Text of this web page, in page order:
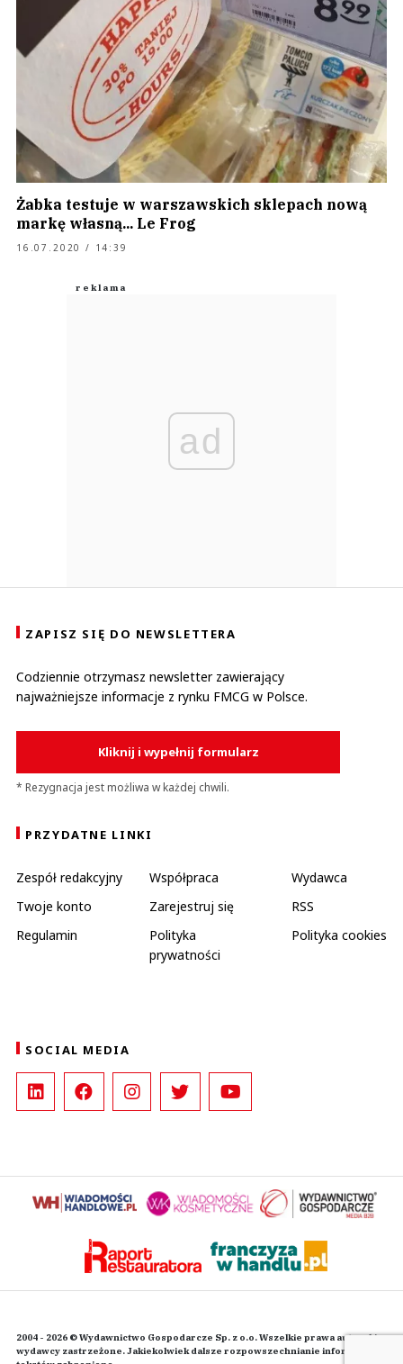
Żabka testuje w warszawskich sklepach nową
markę własną... Le Frog
16.07.2020 / 14:39
ad
ZAPISZ SIĘ DO NEWSLETTERA
Codziennie otrzymasz newsletter zawierający
najważniejsze informacje z rynku FMCG w Polsce.
Kliknij i wypełnij formularz
* Rezygnacja jest możliwa w każdej chwili.
PRZYDATNE LINKI
Zespół redakcyjny Współpraca
Wydawca
Twoje konto
Zarejestruj się
RSS
Regulamin
Polityka
prywatności
Polityka cookies
SOCIAL MEDIA
2004 - 2026 © Wydawnictwo Gospodarcze Sp. z o.o. Wszelkie prawa autorskie
wydawcy zastrzeżone. Jakiekolwiek dalsze rozpowszechnianie informacji i